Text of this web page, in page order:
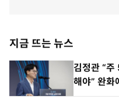
지금 뜨는 뉴스
김정관 “
해야” 완화